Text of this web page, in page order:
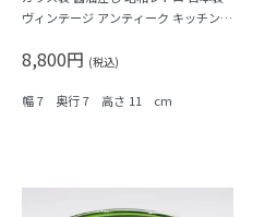
ヴィンテージ アンティーク キッチン用
8,800円 (税込)
幅 7 奥行 7 高さ 11 cm